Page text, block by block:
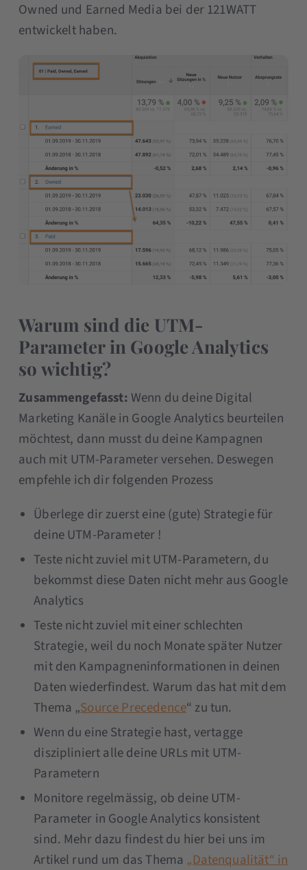
Owned und Earned Media bei der 121WATT
entwickelt haben.
Warum sind die UTM-
Parameter in Google Analytics
so wichtig?
Zusammengefasst:Wenn du deine Digital
Marketing Kanäle in Google Analytics beurteilen
möchtest, dann musst du deine Kampagnen
auch mit UTM-Parameter versehen. Deswegen
empfehle ich dir folgenden Prozess
Überlege dir zuerst eine (gute) Strategie für
deine UTM-Parameter !
Teste nicht zuviel mit UTM-Parametern, du
bekommst diese Daten nicht mehr aus Google
Analytics
Teste nicht zuviel mit einer schlechten
Strategie, weil du noch Monate später Nutzer
mit den Kampagneninformationen in deinen
Daten wiederfindest. Warum das hat mit dem
Thema „Source Precedence“ zu tun.
Wenn du eine Strategie hast, vertagge
diszipliniert alle deine URLs mit UTM-
Parametern
Monitore regelmässig, ob deine UTM-
Parameter in Google Analytics konsistent
sind. Mehr dazu findest du hier bei uns im
Artikel rund um das Thema „Datenqualität“ in